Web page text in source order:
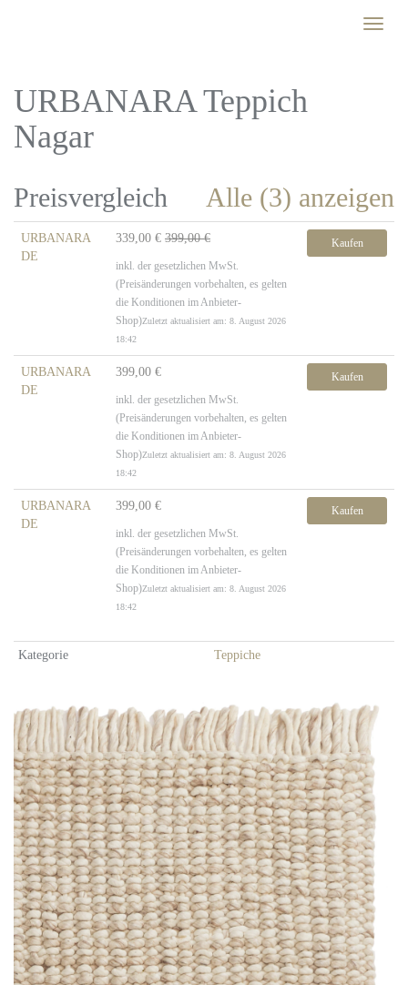
Toggle
URBANARA Teppich
Nagar
Alle (3) anzeigen
Preisvergleich
URBANARA
DE
339,00 € 399,00 €
inkl. der gesetzlichen MwSt.
(Preisänderungen vorbehalten, es gelten
die Konditionen im Anbieter-
Shop)Zuletzt aktualisiert am: 8. August 2026
18:42
Kaufen
URBANARA
DE
399,00 €
inkl. der gesetzlichen MwSt.
(Preisänderungen vorbehalten, es gelten
die Konditionen im Anbieter-
Shop)Zuletzt aktualisiert am: 8. August 2026
18:42
Kaufen
URBANARA
DE
399,00 €
inkl. der gesetzlichen MwSt.
(Preisänderungen vorbehalten, es gelten
die Konditionen im Anbieter-
Shop)Zuletzt aktualisiert am: 8. August 2026
18:42
Kaufen
Kategorie Teppiche